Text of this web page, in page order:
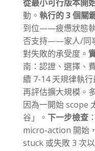
從最小可行版本開
動。 執行的 3 個關
到位——疲憊狀態
否支持——家人/同
對失敗的承受度。
南：認證、選擇、
續 7-14 天規律執
再評估擴大規模。
因為一開始 scope
谷」。 下一步檢查
micro-action 開始
stuck 或失敗 3 次